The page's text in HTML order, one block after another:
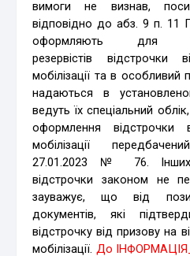
вимоги не визнав,
відповідно до абз. 9 п.
оформляють для
резервістів
мобілізації та в особливий
надаються в
ведуть їх спеціальний
оформлення
мобілізації
27.01.2023 № 76. Інших
відстрочки законом не
зауважує, що від
документів, які
відстрочку від призову на
мобілізації. До